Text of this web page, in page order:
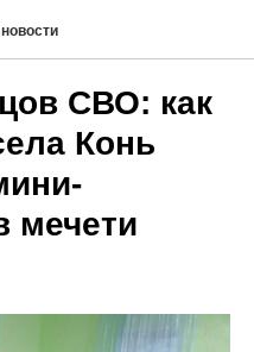
СВО: как
Конь
мечети